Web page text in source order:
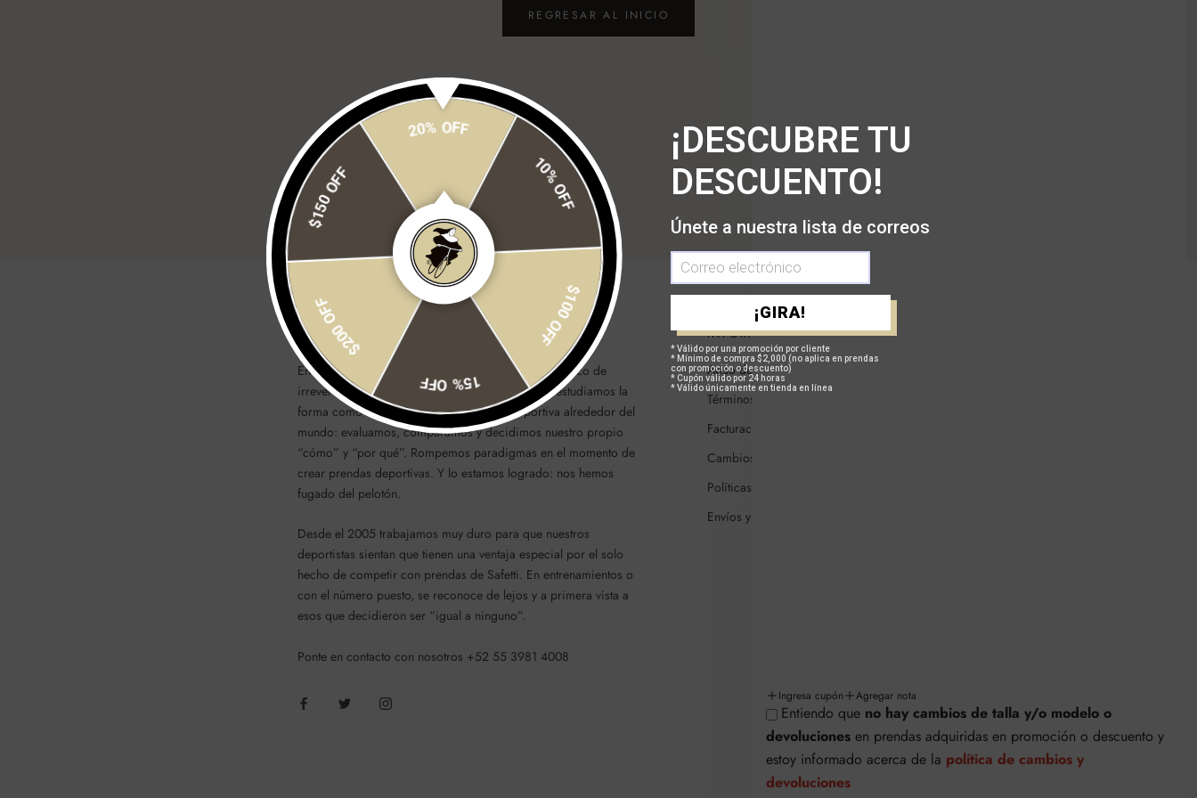
REGRESAR AL INICIO
ACERCA DE NOSOTROS
En Safetti todos tenemos algo de iconoclastas, un poco de
irreverentes y mucho desui generis
. Día tras día estudiamos la
forma como se diseña y fabrica la ropa deportiva alrededor del
mundo: evaluamos, comparamos y decidimos nuestro propio
“cómo” y “por qué”. Rompemos paradigmas en el momento de
crear prendas deportivas. Y lo estamos logrado: nos hemos
fugado del pelotón.
Desde el 2005 trabajamos muy duro para que nuestros
deportistas sientan que tienen una ventaja especial por el solo
hecho de competir con prendas de Safetti. En entrenamientos o
con el número puesto, se reconoce de lejos y a primera vista a
esos que decidieron ser “igual a ninguno”.
Ponte en contacto con nosotros +52 55 3981 4008
INFORMACIÓN Y LEGALES
Aviso de privacidad
Términos y condiciones
Facturación
Cambios y/o devoluciones
Políticas de cambios y devoluciones
Envíos y entregas
20% OFF
10% OFF
$100 OFF
15% OFF
$200 OFF
$150 OFF
¡DESCUBRE TU
DESCUENTO!
Únete a nuestra lista de correos
¡GIRA!
* Válido por una promoción por cliente
* Mínimo de compra $2,000 (no aplica en prendas
con promoción o descuento)
* Cupón válido por 24 horas
* Válido únicamente en tienda en línea
Ingresa cupón Agregar nota
Entiendo que no hay cambios de talla y/o modelo o
devoluciones en prendas adquiridas en promoción o descuento y
estoy informado acerca de la política de cambios y
devoluciones